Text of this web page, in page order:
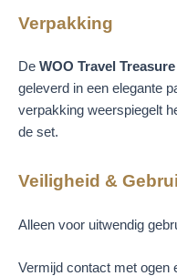
Verpakking
De WOO Travel
geleverd in een elegante
verpakking weerspiegelt
de set.
Veiligheid &
Alleen voor uitwendig
Vermijd contact met ogen